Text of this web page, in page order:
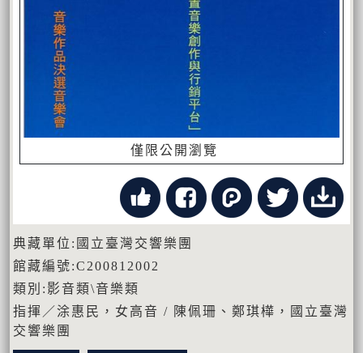
僅限公開瀏覽
典藏單位:國立臺灣交響樂團
館藏編號:C200812002
類別:影音類\音樂類
指揮／涂惠民，女高音 / 陳佩珊、鄭琪樺，國立臺灣
交響樂團